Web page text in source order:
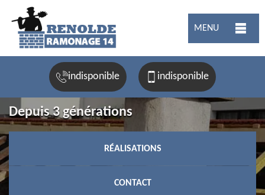
MENU
indisponible indisponible
Depuis 3 générations
RÉALISATIONS
CONTACT